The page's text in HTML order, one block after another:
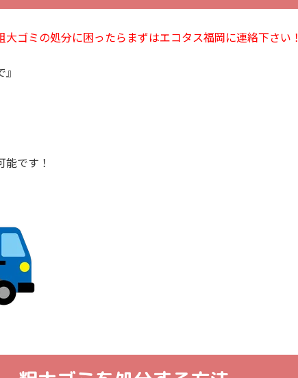
ゴミの処分に困ったらまずはエコタス福岡に連絡下さい！
です！